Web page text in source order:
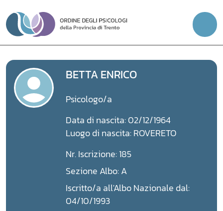
Vai
BETTA ENRICO
Psicologo/a
Data di nascita: 02/12/1964
Luogo di nascita: ROVERETO
Nr. Iscrizione: 185
Sezione Albo: A
Iscritto/a all'Albo Nazionale dal:
04/10/1993